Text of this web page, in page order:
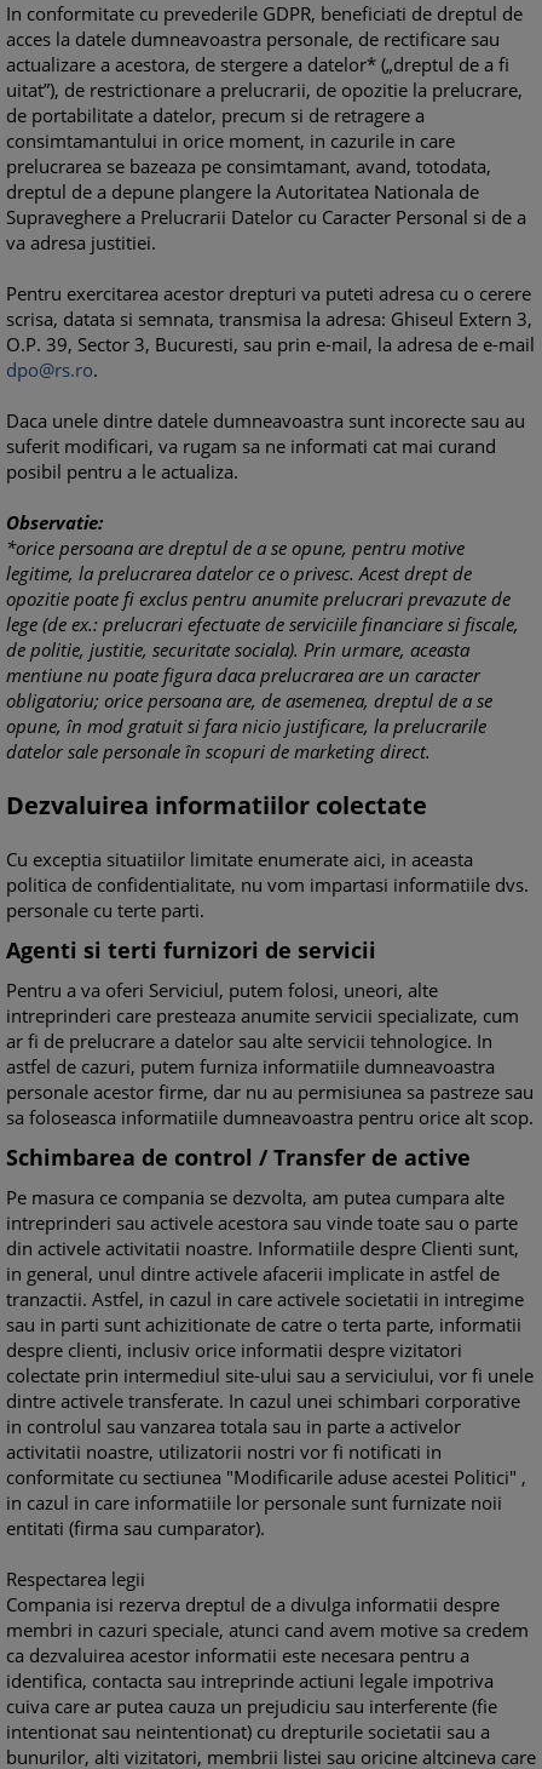
In conformitate cu prevederile GDPR, beneficiati de dreptul de
acces la datele dumneavoastra personale, de rectificare sau
actualizare a acestora, de stergere a datelor* („dreptul de a fi
uitat”), de restrictionare a prelucrarii, de opozitie la prelucrare,
de portabilitate a datelor, precum si de retragere a
consimtamantului in orice moment, in cazurile in care
prelucrarea se bazeaza pe consimtamant, avand, totodata,
dreptul de a depune plangere la Autoritatea Nationala de
Supraveghere a Prelucrarii Datelor cu Caracter Personal si de a
va adresa justitiei.
Pentru exercitarea acestor drepturi va puteti adresa cu o cerere
scrisa, datata si semnata, transmisa la adresa: Ghiseul Extern 3,
O.P. 39, Sector 3, Bucuresti, sau prin e-mail, la adresa de e-mail
dpo@rs.ro.
Daca unele dintre datele dumneavoastra sunt incorecte sau au
suferit modificari, va rugam sa ne informati cat mai curand
posibil pentru a le actualiza.
Observatie:
*orice persoana are dreptul de a se opune, pentru motive
legitime, la prelucrarea datelor ce o privesc. Acest drept de
opozitie poate fi exclus pentru anumite prelucrari prevazute de
lege (de ex.: prelucrari efectuate de serviciile financiare si fiscale,
de politie, justitie, securitate sociala). Prin urmare, aceasta
mentiune nu poate figura daca prelucrarea are un caracter
obligatoriu; orice persoana are, de asemenea, dreptul de a se
opune, în mod gratuit si fara nicio justificare, la prelucrarile
datelor sale personale în scopuri de marketing direct.
Dezvaluirea informatiilor colectate
Cu exceptia situatiilor limitate enumerate aici, in aceasta
politica de confidentialitate, nu vom impartasi informatiile dvs.
personale cu terte parti.
Agenti si terti furnizori de servicii
Pentru a va oferi Serviciul, putem folosi, uneori, alte
intreprinderi care presteaza anumite servicii specializate, cum
ar fi de prelucrare a datelor sau alte servicii tehnologice. In
astfel de cazuri, putem furniza informatiile dumneavoastra
personale acestor firme, dar nu au permisiunea sa pastreze sau
sa foloseasca informatiile dumneavoastra pentru orice alt scop.
Schimbarea de control / Transfer de active
Pe masura ce compania se dezvolta, am putea cumpara alte
intreprinderi sau activele acestora sau vinde toate sau o parte
din activele activitatii noastre. Informatiile despre Clienti sunt,
in general, unul dintre activele afacerii implicate in astfel de
tranzactii. Astfel, in cazul in care activele societatii in intregime
sau in parti sunt achizitionate de catre o terta parte, informatii
despre clienti, inclusiv orice informatii despre vizitatori
colectate prin intermediul site-ului sau a serviciului, vor fi unele
dintre activele transferate. In cazul unei schimbari corporative
in controlul sau vanzarea totala sau in parte a activelor
activitatii noastre, utilizatorii nostri vor fi notificati in
conformitate cu sectiunea "Modificarile aduse acestei Politici" ,
in cazul in care informatiile lor personale sunt furnizate noii
entitati (firma sau cumparator).
Respectarea legii
Compania isi rezerva dreptul de a divulga informatii despre
membri in cazuri speciale, atunci cand avem motive sa credem
ca dezvaluirea acestor informatii este necesara pentru a
identifica, contacta sau intreprinde actiuni legale impotriva
cuiva care ar putea cauza un prejudiciu sau interferente (fie
intentionat sau neintentionat) cu drepturile societatii sau a
bunurilor, alti vizitatori, membrii listei sau oricine altcineva care